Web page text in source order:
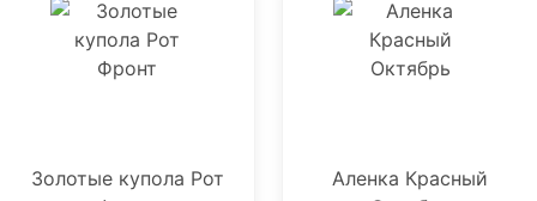
Золотые купола Рот
Аленка Красный